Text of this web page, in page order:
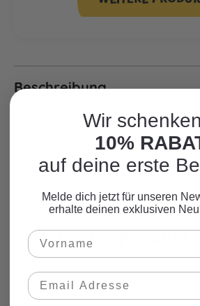
Beschreibung
Produktgalerie überspringen
Ähnliche
Wir
10%
auf deine erste
Melde dich jetzt für unseren
erhalte deinen exklusiven